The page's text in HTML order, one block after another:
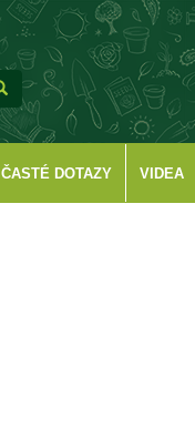
ČASTÉ DOTAZY VIDEA